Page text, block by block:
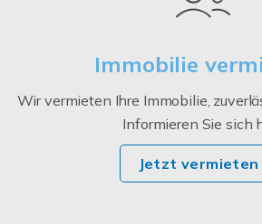
Immobilie
Wir vermieten Ihre Immobilie,
Informieren Sie sich
Jetzt vermieten